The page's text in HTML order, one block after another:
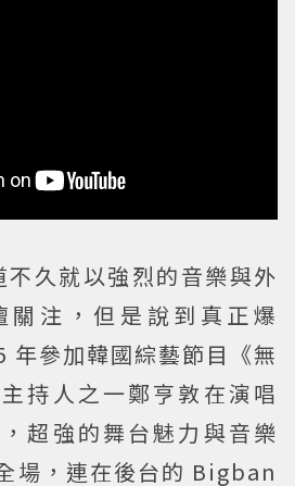
不久就以強烈的音樂與外
關注，但是說到真正爆
年參加韓國綜藝節目《無
持人之一鄭亨敦在演唱
超強的舞台魅力與音樂
場，連在後台的 Bigban